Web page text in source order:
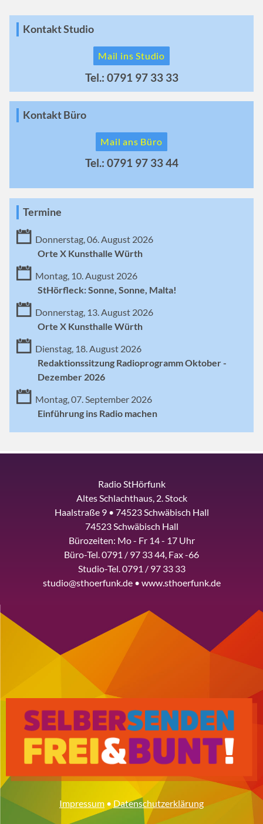
Kontakt Studio
Mail ins Studio
Tel.: 0791 97 33 33
Kontakt Büro
Mail ans Büro
Tel.: 0791 97 33 44
Termine
Donnerstag, 06. August 2026
Orte X Kunsthalle Würth
Montag, 10. August 2026
StHörfleck: Sonne, Sonne, Malta!
Donnerstag, 13. August 2026
Orte X Kunsthalle Würth
Dienstag, 18. August 2026
Redaktionssitzung Radioprogramm Oktober -
Dezember 2026
Montag, 07. September 2026
Einführung ins Radio machen
Radio StHörfunk
Altes Schlachthaus, 2. Stock
Haalstraße 9 • 74523 Schwäbisch Hall
74523 Schwäbisch Hall
Bürozeiten: Mo - Fr 14 - 17 Uhr
Büro-Tel. 0791 / 97 33 44, Fax -66
Studio-Tel. 0791 / 97 33 33
studio@sthoerfunk.de • www.sthoerfunk.de
Impressum • Datenschutzerklärung